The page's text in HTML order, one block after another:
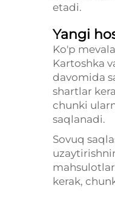
etadi.
Yangi
Ko'p
Kartoshka
davomida
shartlar
chunki
saqlanadi.
Sovuq
kerak,